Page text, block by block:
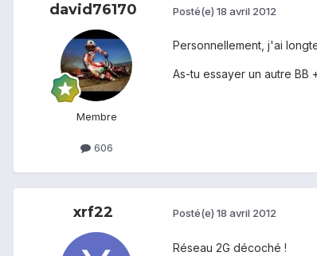
david76170
Membre
606
Posté(e) 18 avril 2012
Personnellement, j'ai
As-tu essayer un autre BB
xrf22 Posté(e) 18 avril 2012
Réseau 2G décoché !